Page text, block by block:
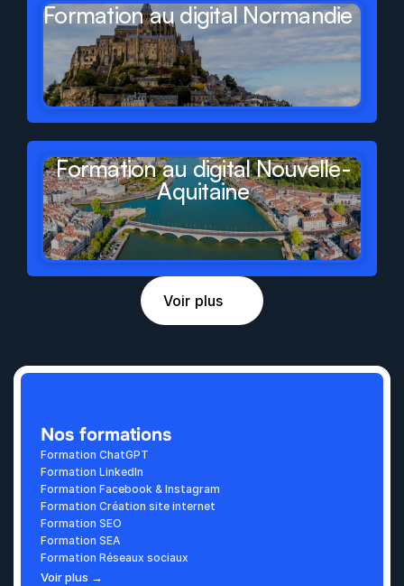
Formation au digital Normandie
Formation au digital Nouvelle-
Aquitaine
Voir plus
Nos formations
Formation ChatGPT
Formation LinkedIn
Formation Facebook & Instagram
Formation Création site internet
Formation SEO
Formation SEA
Formation Réseaux sociaux
Voir plus →